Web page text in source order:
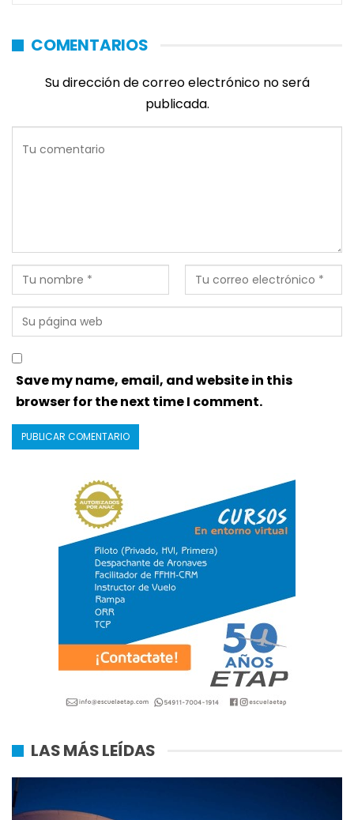
COMENTARIOS
Su dirección de correo electrónico no será
publicada.
Save my name, email, and website in this
browser for the next time I comment.
LAS MÁS LEÍDAS